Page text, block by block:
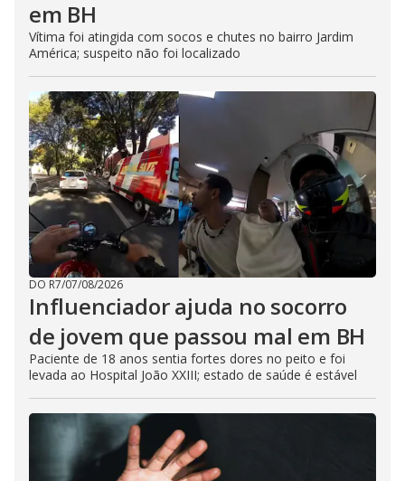
em BH
Vítima foi atingida com socos e chutes no bairro Jardim
América; suspeito não foi localizado
DO R7/07/08/2026
Influenciador ajuda no socorro
de jovem que passou mal em BH
Paciente de 18 anos sentia fortes dores no peito e foi
levada ao Hospital João XXIII; estado de saúde é estável